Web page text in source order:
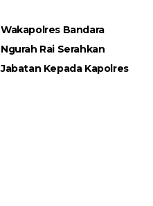
Wakapolres Bandara
Ngurah Rai Serahkan
Jabatan Kepada Kapolres